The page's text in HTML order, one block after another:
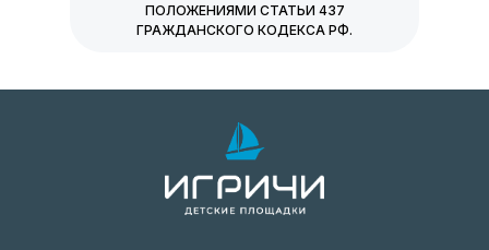
ПОЛОЖЕНИЯМИ СТАТЬИ 437
ГРАЖДАНСКОГО КОДЕКСА РФ.